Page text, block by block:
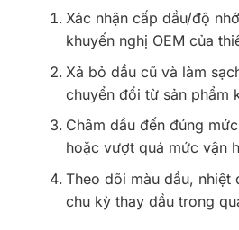
Xác nhận cấp dầu/độ
khuyến nghị OEM của
Xả bỏ dầu cũ và làm
chuyển đổi từ sản phẩm
Châm dầu đến đúng
hoặc vượt quá mức vận
Theo dõi màu dầu, nhiệt
chu kỳ thay dầu trong